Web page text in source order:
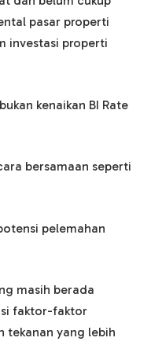
pasar properti
investasi properti
kenaikan BI Rate
bersamaan seperti
pelemahan
masih berada
faktor-faktor
tekanan yang lebih